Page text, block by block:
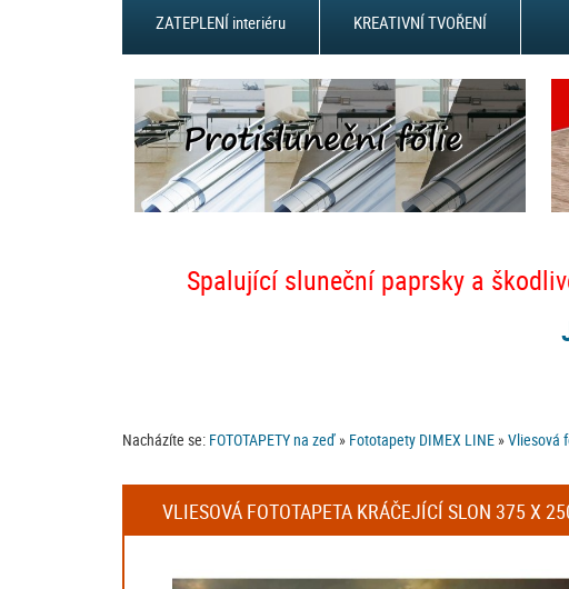
ZATEPLENÍ interiéru KREATIVNÍ TVOŘENÍ
Spalující sluneční paprsky a
Nacházíte se: FOTOTAPETY na zeď » Fototapety DIMEX LINE »Vliesová
VLIESOVÁ FOTOTAPETA KRÁČEJÍCÍ SLON 375 X